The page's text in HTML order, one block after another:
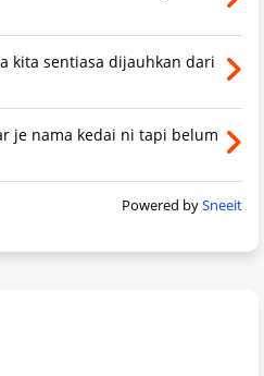
kita sentiasa dijauhkan dari
je nama kedai ni tapi belum
Powered bySneeit